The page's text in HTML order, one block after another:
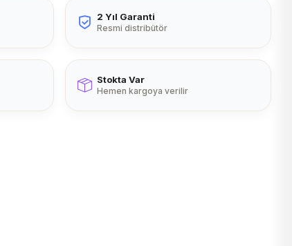
2 Yıl Garanti
Resmi distribütör
Stokta Var
Hemen kargoya verilir